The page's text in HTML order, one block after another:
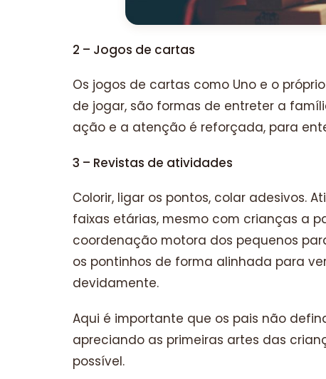
2 – Jogos de cartas
Os jogos de cartas como Uno e o
de jogar, são formas de entreter a
ação e a atenção é reforçada, para
3 – Revistas de atividades
Colorir, ligar os pontos, colar adesivos.
faixas etárias, mesmo com crianças a
coordenação motora dos pequenos
os pontinhos de forma alinhada para
devidamente.
Aqui é importante que os pais não
apreciando as primeiras artes das
possível.